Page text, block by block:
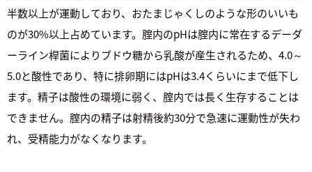
半数以上が運動しており、おたまじゃくしのような形のいいも
のが30%以上占めています。腟内のpHは腟内に常在するデーダ
ーライン桿菌によりブドウ糖から乳酸が産生されるため、4.0～
5.0と酸性であり、特に排卵期にはpHは3.4くらいにまで低下し
ます。精子は酸性の環境に弱く、腟内では長く生存することは
できません。腟内の精子は射精後約30分で急速に運動性が失わ
れ、受精能力がなくなります。